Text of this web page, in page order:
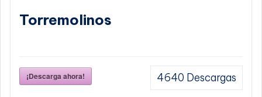
Torremolinos
¡Descarga ahora! 4640 Descargas